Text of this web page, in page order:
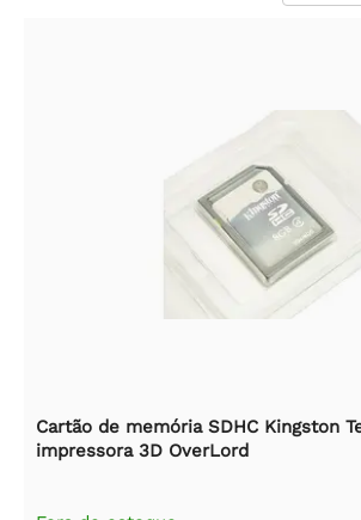
Cartão de memória SDHC Kingston
impressora 3D OverLord